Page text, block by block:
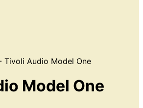
Tivoli Audio Model One
Model One